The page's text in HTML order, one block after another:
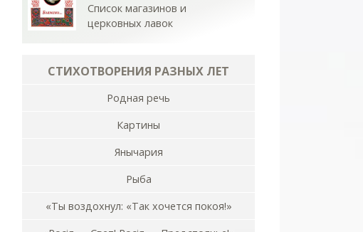
Список магазинов и
церковных лавок
СТИХОТВОРЕНИЯ РАЗНЫХ ЛЕТ
Родная речь
Картины
Янычария
Рыба
«Ты воздохнул: «Так хочется покоя!»